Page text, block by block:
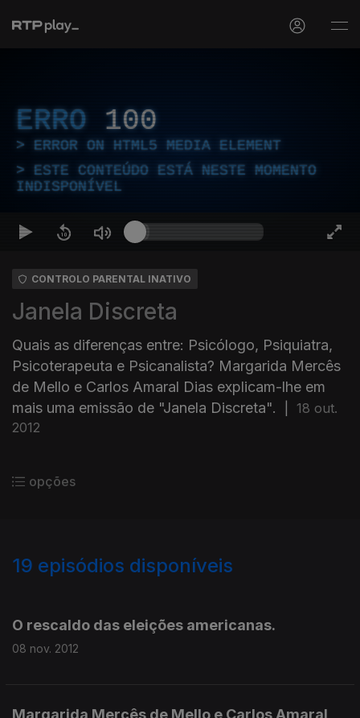
ERRO 100
ERROR ON HTML5 MEDIA ELEMENT
ESTE CONTEÚDO ESTÁ NESTE MOMENTO
INDISPONÍVEL
CONTROLO PARENTAL INATIVO
Janela Discreta
Quais as diferenças entre: Psicólogo, Psiquiatra,
Psicoterapeuta e Psicanalista? Margarida Mercês
de Mello e Carlos Amaral Dias explicam-lhe em
mais uma emissão de "Janela Discreta".
18 out.
2012
opções
19 episódios disponíveis
O rescaldo das eleições americanas.
08 nov. 2012
Margarida Mercês de Mello e Carlos Amaral